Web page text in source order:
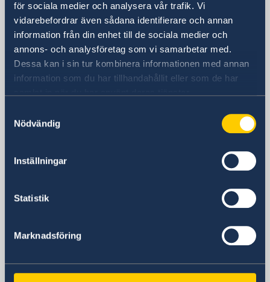
för sociala medier och analysera vår trafik. Vi
vidarebefordrar även sådana identifierare och annan
information från din enhet till de sociala medier och
annons- och analysföretag som vi samarbetar med.
Dessa kan i sin tur kombinera informationen med annan
information som du har tillhandahållit eller som de har
Nödvändig
Inställningar
Statistik
Marknadsföring
Besöksadress
Mosfilmovskaja ul., 60
metro Kievskaja, Universitet eller
Lomonosovkij prospekt
Moskva
Ulitsa Mosfilmovskaja 60
www.swedenabroad.com
Växel
+7 495 937 92 01
+7 495 937 92 02